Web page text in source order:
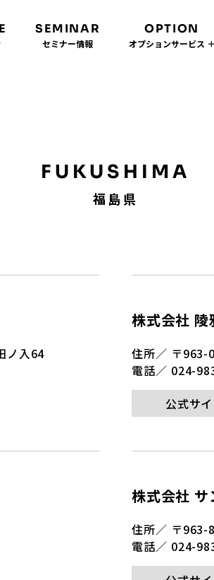
SEMINAR
セミナー情報
OPTION
オプションサービス ＋
FUKUSHIMA
福島県
ノ入64
株式会社 陵
住所／ 〒963-
電話／ 024-
公式サ
株式会社 サ
住所／ 〒963-
電話／ 024-